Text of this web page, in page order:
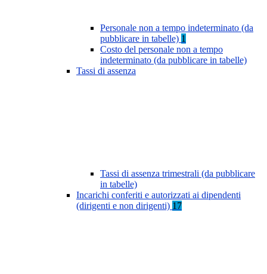
Personale non a tempo indeterminato (da
pubblicare in tabelle) 1
Costo del personale non a tempo
indeterminato (da pubblicare in tabelle)
Tassi di assenza
Tassi di assenza trimestrali (da pubblicare
in tabelle)
Incarichi conferiti e autorizzati ai dipendenti
(dirigenti e non dirigenti) 17